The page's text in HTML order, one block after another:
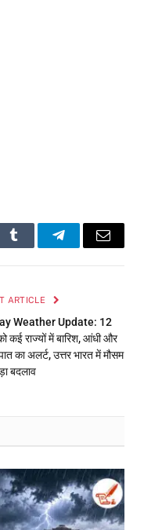
Tumblr TelegramEmail
ARTICLE
Weather Update: 12
कई राज्यों में बारिश, आंधी और
का अलर्ट, उत्तर भारत में मौसम
बदलाव